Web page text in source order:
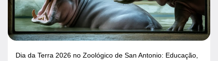
Dia da Terra 2026 no Zoológico de San Antonio: Educação,